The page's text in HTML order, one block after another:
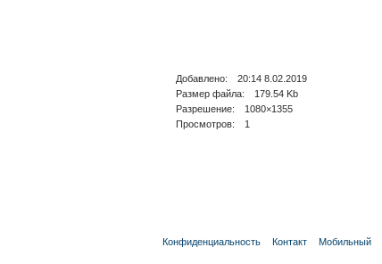
Добавлено: 20:14 8.02.2019
Размер файла: 179.54 Kb
Разрешение: 1080×1355
Просмотров: 1
Конфиденциальность Контакт Мобильный